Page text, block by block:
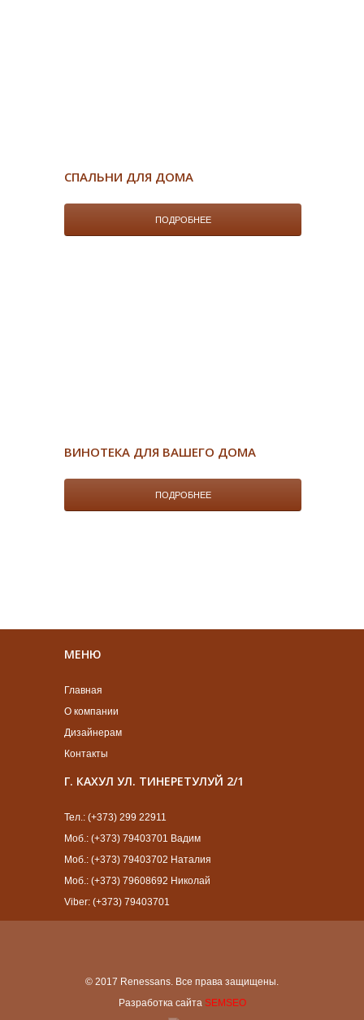
СПАЛЬНИ ДЛЯ ДОМА
ПОДРОБНЕЕ
ВИНОТЕКА ДЛЯ ВАШЕГО ДОМА
ПОДРОБНЕЕ
МЕНЮ
Главная
О компании
Дизайнерам
Контакты
Г. КАХУЛ УЛ. ТИНЕРЕТУЛУЙ 2/1
Тел.: (+373) 299 22911
Моб.: (+373) 79403701 Вадим
Моб.: (+373) 79403702 Наталия
Моб.: (+373) 79608692 Николай
Viber: (+373) 79403701
© 2017 Renessans. Все права защищены.
Разработка сайта SEMSEO